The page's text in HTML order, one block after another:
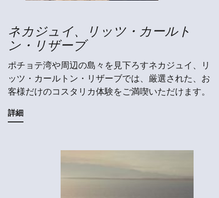
ネカジュイ、リッツ・カールト
ン・リザーブ
ポチョテ湾や周辺の島々を見下ろすネカジュイ、リ
ッツ・カールトン・リザーブでは、厳選された、お
客様だけのコスタリカ体験をご満喫いただけます。
詳細